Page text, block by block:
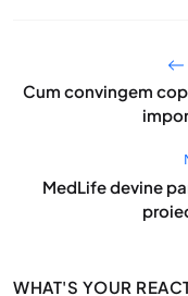
Cum convingem
MedLife devine
WHAT'S YOUR